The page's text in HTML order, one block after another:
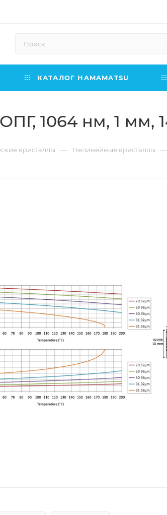
КАТАЛОГ HAMAMATSU
1064 нм, 1 мм,
кристаллы — Нелинейные кристаллы —